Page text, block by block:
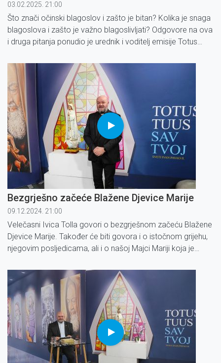
03.02.2025. 21:00
Što znači očinski blagoslov i zašto je bitan? Kolika je snaga
blagoslova i zašto je važno blagoslivljati? Odgovore na ova
i druga pitanja ponudio je urednik i voditelj emisije Totus
Bezgrješno začeće Blažene Djevice Marije
09.12.2024. 21:00
Velečasni Ivica Tolla govori o bezgrješnom začeću Blažene
Djevice Marije. Također će biti govora i o istočnom grijehu,
njegovim posljedicama, ali i o našoj Majci Mariji koja je